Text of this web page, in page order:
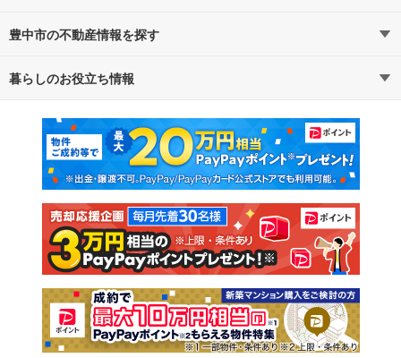
路線・駅から探す
通勤・通学時間から探す
豊中市の不動産情報を探す
不動産・住宅
新築マンション 中古マンション
新築一戸建て 中古一戸建て
注文住宅 土地
売却査定
暮らしのお役立ち情報
マンションカタログ 教えて！住まいの先生